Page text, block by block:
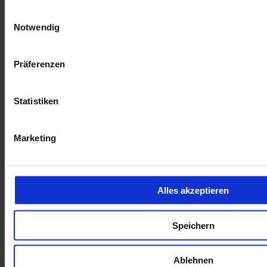
Notwendig
Präferenzen
Statistiken
Marketing
Alles akzeptieren
Speichern
Ablehnen